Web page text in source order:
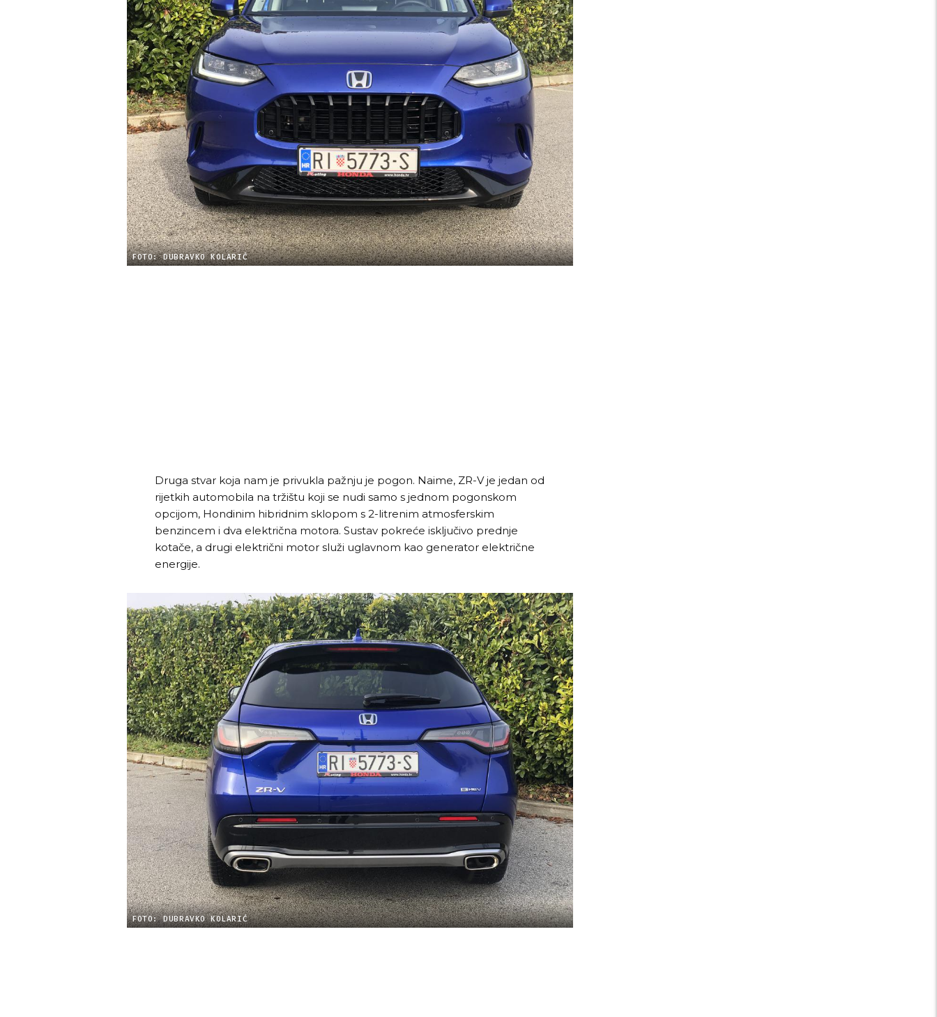
FOTO: DUBRAVKO KOLARIĆ
Druga stvar koja nam je privukla pažnju je pogon. Naime, ZR-V je jedan od
rijetkih automobila na tržištu koji se nudi samo s jednom pogonskom
opcijom, Hondinim hibridnim sklopom s 2-litrenim atmosferskim
benzincem i dva električna motora. Sustav pokreće isključivo prednje
kotače, a drugi električni motor služi uglavnom kao generator električne
energije.
FOTO: DUBRAVKO KOLARIĆ